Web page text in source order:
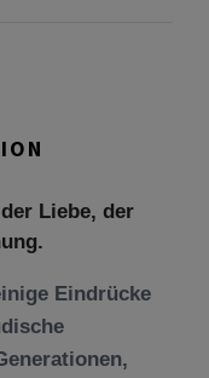
Liebe, der
Eindrücke